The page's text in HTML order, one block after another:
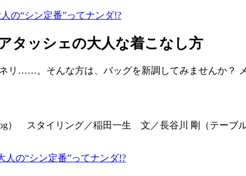
の“シン定番”ってナンダ!?
タッシェの大人な着こなし方
リ……。そんな方は、バッグを新調してみませんか？
） スタイリング／稲田一生 文／長谷川 剛（テーブル
人の“シン定番”ってナンダ!?